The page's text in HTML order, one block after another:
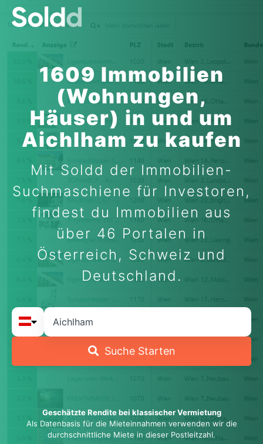
1609 Immobilien
(Wohnungen,
Häuser) in und um
Aichlham zu kaufen
Mit Soldd der Immobilien-
Suchmaschiene für Investoren,
findest du Immobilien aus
über 46 Portalen in
Österreich, Schweiz und
Deutschland.
Suche Starten
Geschätzte Rendite bei klassischer Vermietung
Als Datenbasis für die Mieteinnahmen verwenden wir die
durchschnittliche Miete in dieser Postleitzahl.